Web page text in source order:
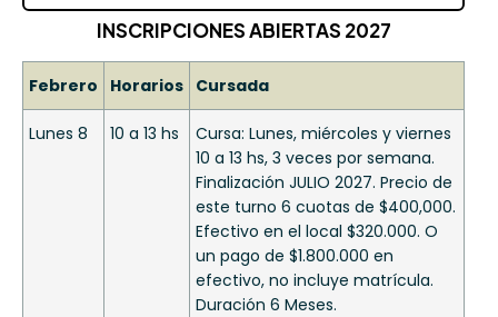
INSCRIPCIONES ABIERTAS 2027
Febrero Horarios Cursada
Lunes 8 10 a 13 hs
Cursa: Lunes, miércoles y viernes
10 a 13 hs, 3 veces por semana.
Finalización JULIO 2027. Precio de
este turno 6 cuotas de $400,000.
Efectivo en el local $320.000. O
un pago de $1.800.000 en
efectivo, no incluye matrícula.
Duración 6 Meses.